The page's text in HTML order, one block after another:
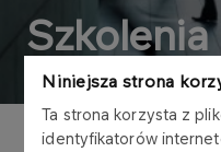
Niniejsza strona
Ta strona korzysta z
identyfikatorów